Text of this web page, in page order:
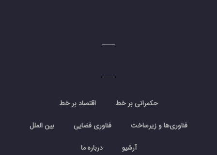
حکمرانی بر خط اقتصاد بر خط
فناوری‌ها و زیرساخت فناوری فضایی بین الملل
آرشیو درباره ما